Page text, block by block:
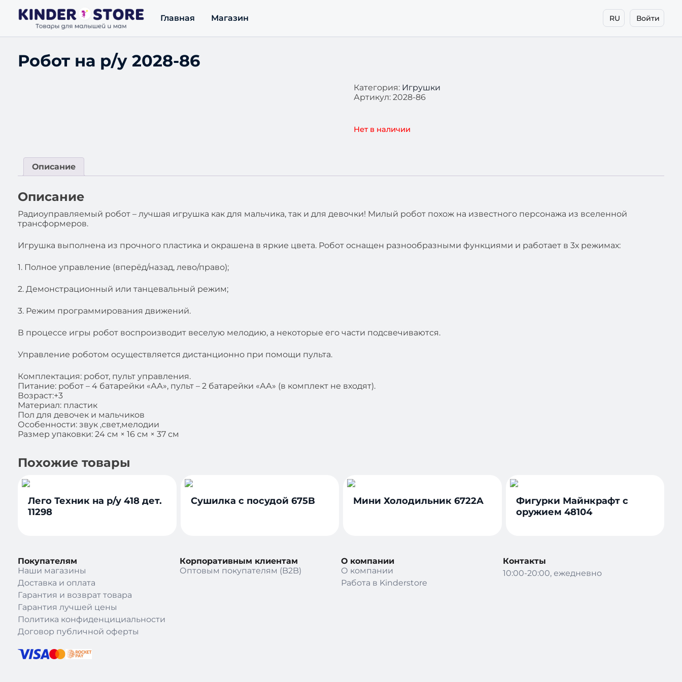
Главная Магазин RU Войти
Робот на р/у 2028-86
Категория: Игрушки
Артикул:2028-86
Нет в наличии
Описание
Описание
Радиоуправляемый робот – лучшая игрушка как для мальчика, так и для девочки! Милый робот похож на известного персонажа из вселенной
трансформеров.
Игрушка выполнена из прочного пластика и окрашена в яркие цвета. Робот оснащен разнообразными функциями и работает в 3х режимах:
1. Полное управление (вперёд/назад, лево/право);
2. Демонстрационный или танцевальный режим;
3. Режим программирования движений.
В процессе игры робот воспроизводит веселую мелодию, а некоторые его части подсвечиваются.
Управление роботом осуществляется дистанционно при помощи пульта.
Комплектация: робот, пульт управления.
Питание: робот – 4 батарейки «АА», пульт – 2 батарейки «АА» (в комплект не входят).
Возраст:+3
Материал: пластик
Пол для девочек и мальчиков
Особенности: звук ,свет,мелодии
Размер упаковки: 24 см × 16 см × 37 см
Похожие товары
Лего Техник на р/у 418 дет.
11298
Сушилка с посудой 675B Мини Холодильник 6722A
Фигурки Майнкрафт с
оружием 48104
Покупателям
Наши магазины
Доставка и оплата
Гарантия и возврат товара
Гарантия лучшей цены
Политика конфиденцициальности
Договор публичной оферты
Корпоративным клиентам
Оптовым покупателям (B2B)
О компании
О компании
Работа в Kinderstore
Контакты
10:00-20:00, ежедневно